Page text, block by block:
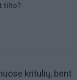
tilto?
kritulių, bent